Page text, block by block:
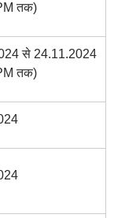
तक)
से 24.11.2024
तक)